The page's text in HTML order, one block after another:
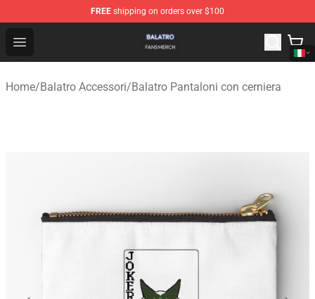
FREE shipping on orders over $100
Open menu
Balatro Shop - Official Balatro Merchandise Store
Home/Balatro Accessori/Balatro Pantaloni con cerniera